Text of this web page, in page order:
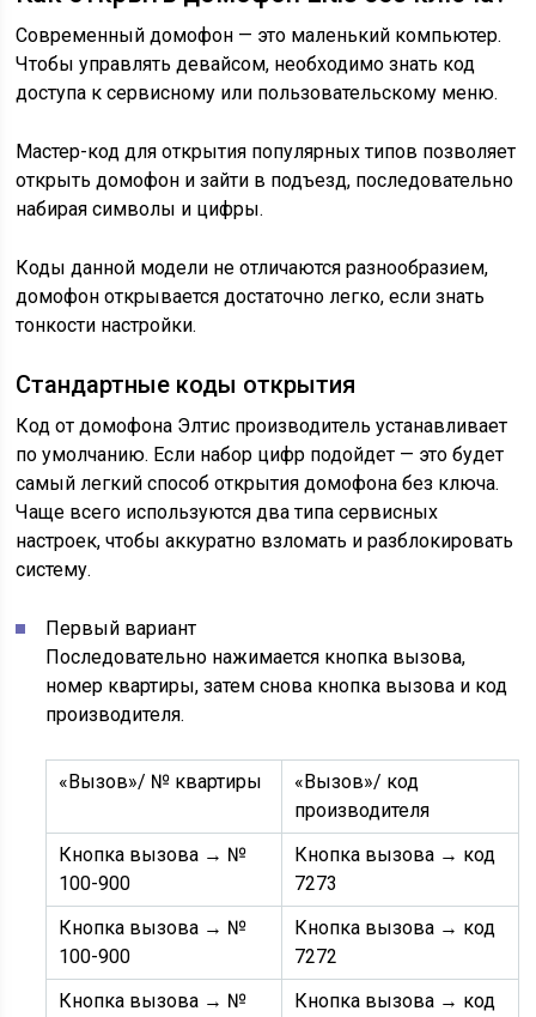
Современный домофон — это маленький компьютер.
Чтобы управлять девайсом, необходимо знать код
доступа к сервисному или пользовательскому меню.
Мастер-код для открытия популярных типов позволяет
открыть домофон и зайти в подъезд, последовательно
набирая символы и цифры.
Коды данной модели не отличаются разнообразием,
домофон открывается достаточно легко, если знать
тонкости настройки.
Стандартные коды открытия
Код от домофона Элтис производитель устанавливает
по умолчанию. Если набор цифр подойдет — это будет
самый легкий способ открытия домофона без ключа.
Чаще всего используются два типа сервисных
настроек, чтобы аккуратно взломать и разблокировать
систему.
Первый вариант
Последовательно нажимается кнопка вызова,
номер квартиры, затем снова кнопка вызова и код
производителя.
«Вызов»/ № квартиры
«Вызов»/ код
производителя
Кнопка вызова → №
100-900
Кнопка вызова → код
7273
Кнопка вызова → №
100-900
Кнопка вызова → код
7272
Кнопка вызова → №
Кнопка вызова → код